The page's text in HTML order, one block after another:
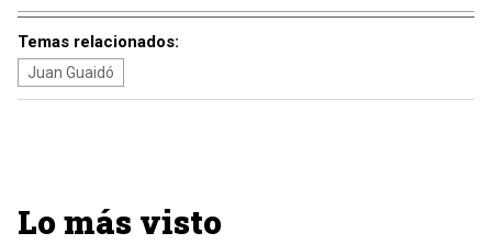
Temas relacionados:
Juan Guaidó
Lo más visto